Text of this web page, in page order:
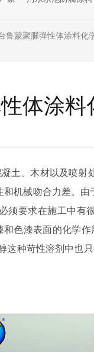
鲁蒙聚脲弹性体涂料化
体涂
土、木材以及喷射
机械吻合力差。由
须要求在施工中
和色漆表面的化学作
这种苛性溶剂中也